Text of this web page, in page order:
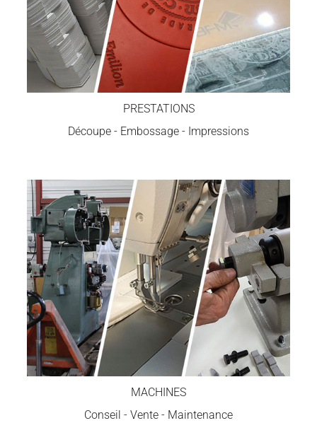
PRESTATIONS
Découpe - Embossage - Impressions
MACHINES
Conseil - Vente - Maintenance